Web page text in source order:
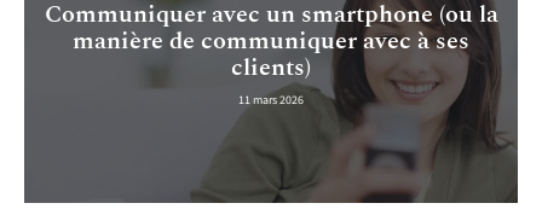
Communiquer avec un smartphone (ou la
manière de communiquer avec à ses
clients)
11 mars 2026